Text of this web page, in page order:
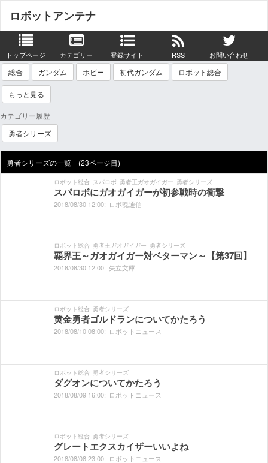
ロボットアンテナ
トップページ カテゴリー 登録サイト RSS お問い合わせ
総合 ガンダム ホビー 初代ガンダム ロボット総合
もっと見る
カテゴリー履歴
勇者シリーズ
勇者シリーズの一覧 (23ページ目)
ロボット総合 スパロボ 勇者王ガオガイガー 勇者シリーズ
スパロボにガオガイガーが初参戦時の衝撃
2018/08/30 12:00: ロボ魂通信
ロボット総合 勇者王ガオガイガー 勇者シリーズ
覇界王～ガオガイガー対ベターマン～【第37回】
2018/08/30 12:00: 矢立文庫
ロボット総合 勇者シリーズ
黄金勇者ゴルドランについてかたろう
2018/08/1008:00: ロボットニュース
ロボット総合 勇者シリーズ
ダグオンについてかたろう
2018/08/09 16:00: ロボットニュース
ロボット総合 勇者シリーズ
グレートエクスカイザーいいよね
2018/08/0823:00: ロボットニュース